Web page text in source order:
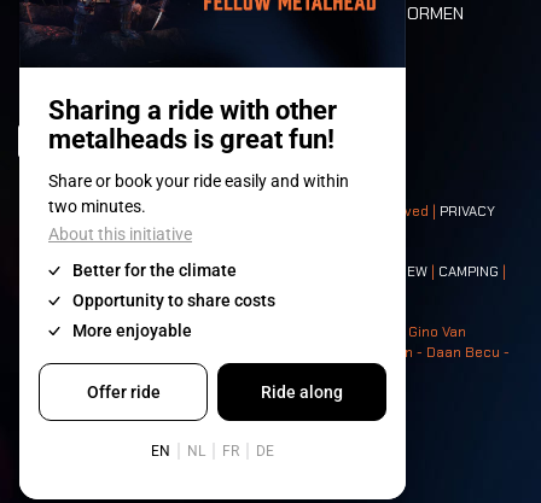
WAARDEN EN NORMEN
HISTORIEK
© 2008-2026- Apache Productions VZW – All rights reserved | PRIVACY
POLICY|ALGEMENE VOORWAARDEN
Contact:GENERAL| PARTNERSHIPS CREW | CAMPING |
NEIGHBOURS
Photos: Ann Kermans - Hans Van Hoof - Eliaz Bruggeman - Gino Van
Lancker - Tim Tronckoe - Elsie Roymans - Stijn Verbruggen - Daan Becu -
Claus Christa - Devid Camerlynck